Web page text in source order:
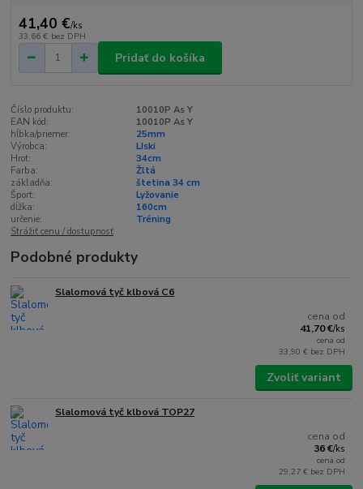
41,40 €/ks
33,66 € bez DPH
Pridať do košíka
Číslo produktu:
10010P As Y
EAN kód:
10010P As Y
hĺbka/priemer:
25mm
Výrobca:
LIski
Hrot:
34cm
Farba:
Žltá
základňa:
štetina 34 cm
Šport:
Lyžovanie
dĺžka:
160cm
určenie:
Tréning
Strážiť cenu / dostupnosť
Podobné produkty
Slalomová tyč klbová C6
cena od
41,70 €/ks
cena od
33,90 € bez DPH
Zvoliť variant
Slalomová tyč klbová TOP27
cena od
36 €/ks
cena od
29,27 € bez DPH